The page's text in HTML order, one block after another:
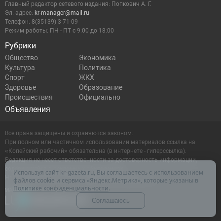
Рубрики
Общество
Экономика
Культура
Политика
Спорт
ЖКХ
Здоровье
Образование
Происшествия
Официально
Объявления
Главный редактор сетевого издания: Попкович А. Г.
Эл. адрес: kr-manager@mail.ru
Телефон: 8(35139) 3-71-09
Режим работы: ПН - ПТ с 9:00 до 18:00
Все права защищены и охраняются законом.
При полном или частичном использовании материалов ссылка на
«Копейский рабочий» обязательна (в интернете - гиперссылка).
Редакция не несет ответственности за достоверность информации,
содержащейся в рекламных объявлениях.
Настоящий ресурс может содержать материалы 16+
Используя сайт kr-gazeta.ru, Вы соглашаетесь с использованием
файлов cookie и сервиса «Яндекс.Метрика», которые указаны в
Политике конфиденциальности.
Соглашаюсь